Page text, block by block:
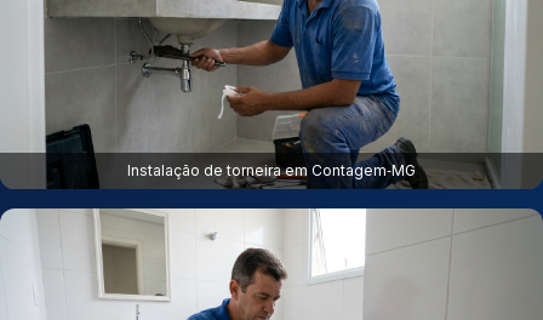
Instalação de torneira em Contagem‑MG